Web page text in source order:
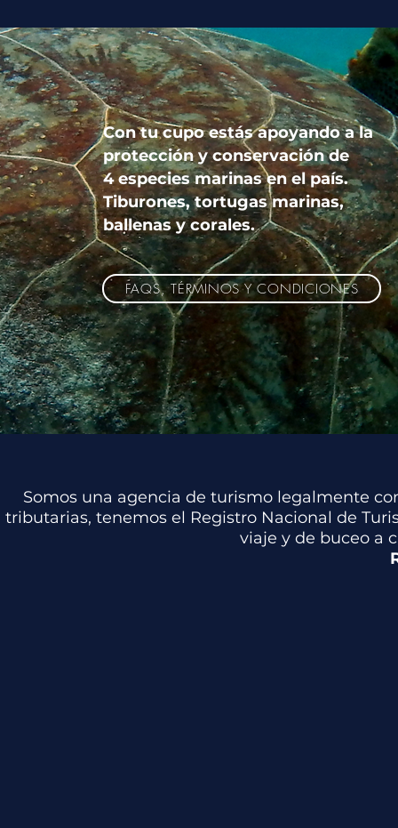
Con tu cupo estás apoyando a la
protección y conservación de
4 especies marinas en el país.
Tiburones, tortugas marinas,
ballenas y corales.
FAQS, TÉRMINOS Y CONDICIONES
Somos una agencia de turismo legalmente
tributarias, tenemos el Registro Nacional de
viaje y de buceo a